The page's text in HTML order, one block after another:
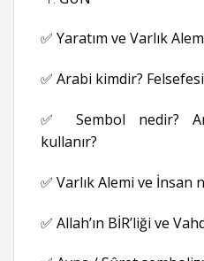
✅ Yaratım ve Varlık
✅ Arabi kimdir? Felsefesi
✅ Sembol nedir?
kullanır?
✅ Varlık Alemi ve İnsan
✅ Allah’ın BİR’liği ve